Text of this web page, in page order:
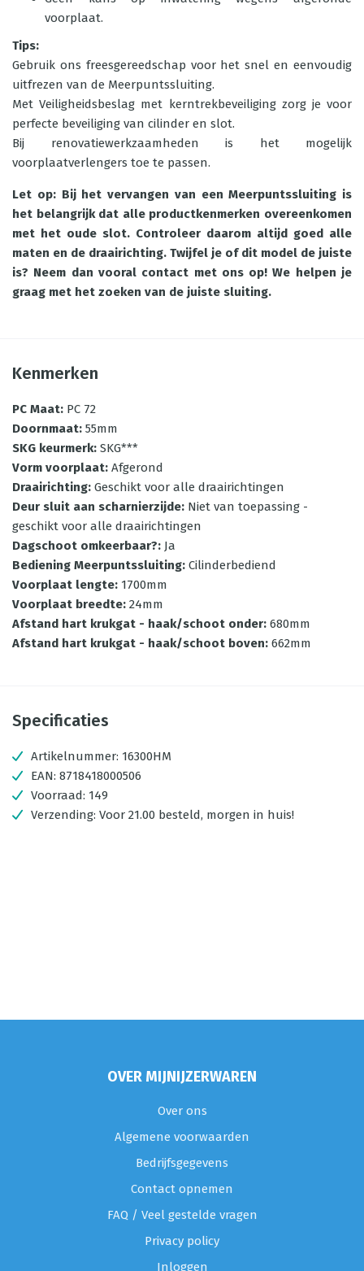
voorplaat.
Tips:
Gebruik ons freesgereedschap voor het snel en eenvoudig
uitfrezen van de Meerpuntssluiting.
Met Veiligheidsbeslag met kerntrekbeveiliging zorg je voor
perfecte beveiliging van cilinder en slot.
Bij renovatiewerkzaamheden is het mogelijk
voorplaatverlengers toe te passen.
Let op: Bij het vervangen van een Meerpuntssluiting is
het belangrijk dat alle productkenmerken overeenkomen
met het oude slot. Controleer daarom altijd goed alle
maten en de draairichting. Twijfel je of dit model de juiste
is? Neem dan vooral contact met ons op! We helpen je
graag met het zoeken van de juiste sluiting.
Kenmerken
PC Maat: PC 72
Doornmaat: 55mm
SKG keurmerk: SKG***
Vorm voorplaat: Afgerond
Draairichting: Geschikt voor alle draairichtingen
Deur sluit aan scharnierzijde: Niet van toepassing -
geschikt voor alle draairichtingen
Dagschoot omkeerbaar?: Ja
Bediening Meerpuntssluiting: Cilinderbediend
Voorplaat lengte: 1700mm
Voorplaat breedte: 24mm
Afstand hart krukgat - haak/schoot onder: 680mm
Afstand hart krukgat - haak/schoot boven: 662mm
Specificaties
Artikelnummer: 16300HM
EAN: 8718418000506
Voorraad: 149
Verzending: Voor 21.00 besteld, morgen in huis!
OVER MIJNIJZERWAREN
Over ons
Algemene voorwaarden
Bedrijfsgegevens
Contact opnemen
FAQ / Veel gestelde vragen
Privacy policy
Inloggen